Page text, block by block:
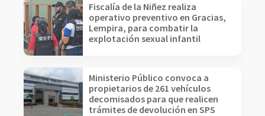
Fiscalía de la Niñez realiza
operativo preventivo en Gracias,
Lempira, para combatir la
explotación sexual infantil
Ministerio Público convoca a
propietarios de 261 vehículos
decomisados para que realicen
trámites de devolución en SPS